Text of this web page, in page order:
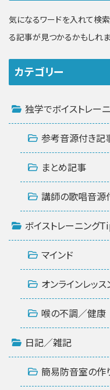
気になるワードを入れて検
る記事が見つかるかもしれま
カテゴリー
独学でボイストレー
参考音源付き記
まとめ記事
講師の歌唱音源
ボイストレーニング
マインド
オンラインレッス
喉の不調／健康
日記／雑記
簡易防音室の作